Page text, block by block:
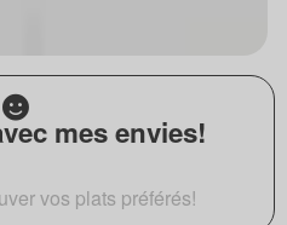
mes envies!
vos plats préférés!